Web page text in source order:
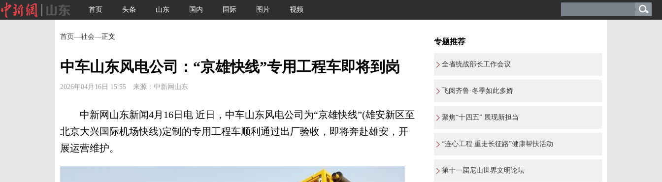
首页 头条 山东 国内 国际 图片 视频
首页—社会—正文
中车山东风电公司：“京雄快线”专用工程车即将到岗
2026年04月16日 15:55 来源：中新网山东
中新网山东新闻4月16日电 近日，中车山东风电公司为“京雄快线”(雄安新区至
北京大兴国际机场快线)定制的专用工程车顺利通过出厂验收，即将奔赴雄安，开
展运营维护。
专题推荐
全省统战部长工作会议
飞阅齐鲁·冬季如此多娇
聚焦“十四五” 展现新担当
“连心工程 重走长征路”健康帮扶活动
第十一届尼山世界文明论坛